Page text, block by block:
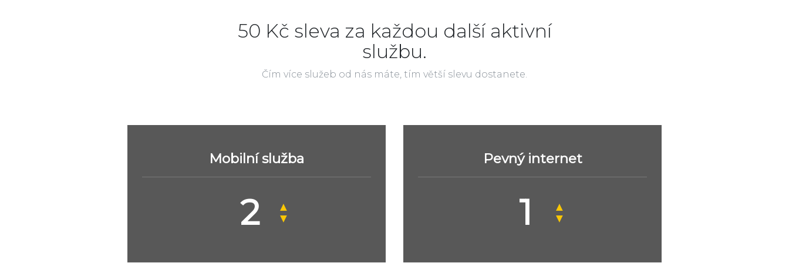
50 Kč sleva za každou další aktivní
službu.
Čím více služeb od nás máte, tím větší slevu dostanete.
Mobilní služba
▲
▼
Pevný internet
▲
▼